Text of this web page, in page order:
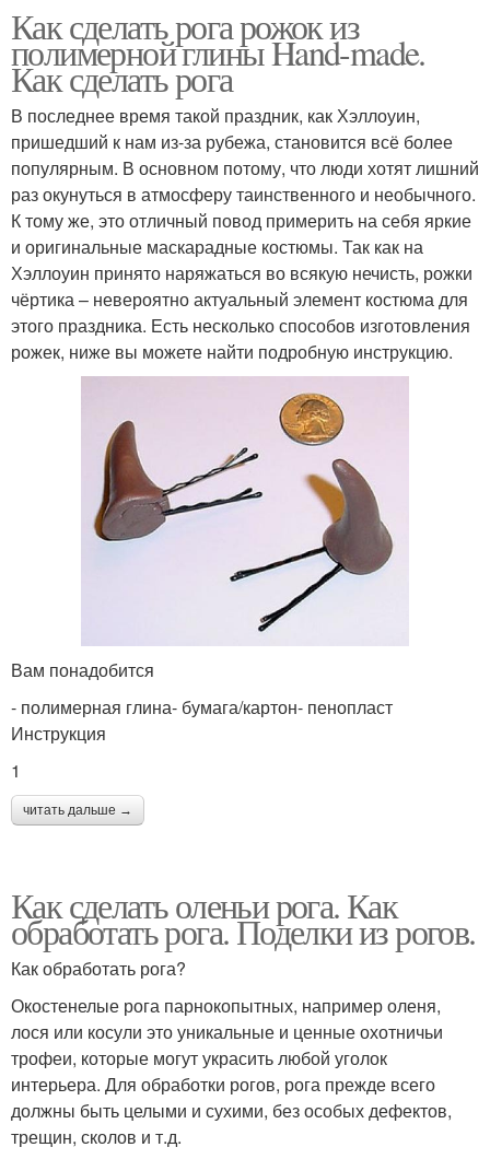
Как сделать рога рожок из
полимерной глины Hand-made.
Как сделать рога
В последнее время такой праздник, как Хэллоуин,
пришедший к нам из-за рубежа, становится всё более
популярным. В основном потому, что люди хотят лишний
раз окунуться в атмосферу таинственного и необычного.
К тому же, это отличный повод примерить на себя яркие
и оригинальные маскарадные костюмы. Так как на
Хэллоуин принято наряжаться во всякую нечисть, рожки
чёртика – невероятно актуальный элемент костюма для
этого праздника. Есть несколько способов изготовления
рожек, ниже вы можете найти подробную инструкцию.
Вам понадобится
- полимерная глина- бумага/картон- пенопласт
Инструкция
1
читать дальше →
Как сделать оленьи рога. Как
обработать рога. Поделки из рогов.
Как обработать рога?
Окостенелые рога парнокопытных, например оленя,
лося или косули это уникальные и ценные охотничьи
трофеи, которые могут украсить любой уголок
интерьера. Для обработки рогов, рога прежде всего
должны быть целыми и сухими, без особых дефектов,
трещин, сколов и т.д.